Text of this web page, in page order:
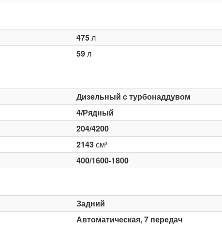
475л
59л
Дизельный c турбонаддувом
4/Рядный
204/4200
2143см³
400/1600-1800
Задний
Автоматическая, 7 передач